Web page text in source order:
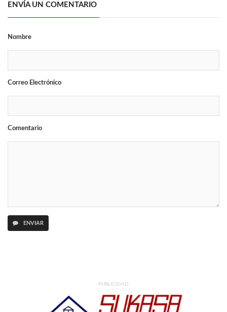
ENVÍA UN COMENTARIO
Nombre
Correo Electrónico
Comentario
ENVIAR
PUBLICIDAD